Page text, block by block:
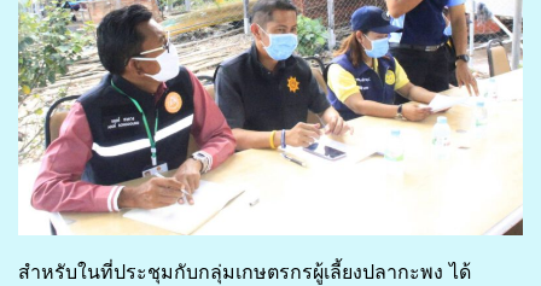
สำหรับในที่ประชุมกับกลุ่มเกษตรกรผู้เลี้ยงปลากะพง ได้